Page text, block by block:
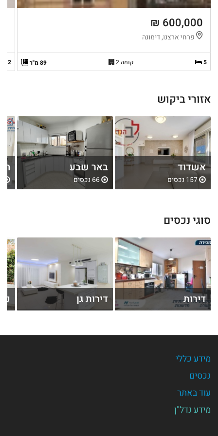
600,000 ₪
פרחי ארצנו, דימונה
5 קומה 2 89 מ"ר 2
אזורי ביקוש
אשדוד
157 נכסים
באר שבע
66 נכסים
סוגי נכסים
דירות דירות גן
מידע כללי
נכסים
עוד באתר
מידע נדל"ן